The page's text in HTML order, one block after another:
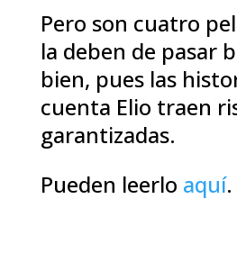
Pero son cuatro
la deben de pasar
bien, pues las
cuenta Elio traen
garantizadas.
Pueden leerlo aquí.